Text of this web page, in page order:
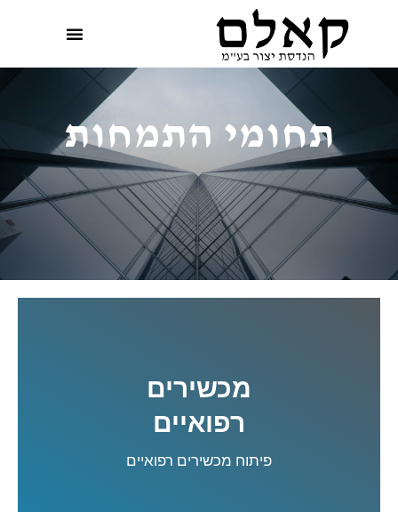
תחומי התמחות
מכשירים
רפואיים
פיתוח מכשירים רפואיים
קרא עוד